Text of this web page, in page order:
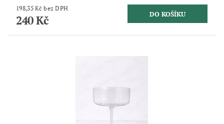
198,35 Kč bez DPH
240 Kč